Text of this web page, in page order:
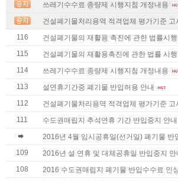
쓰레기수수료 종량제 시행지침 개정내용
건설폐기물처리용역 적격업체 평가기준
116
건설폐기물의 재활용 촉진에 관한 법률시
115
건설폐기물의 재활용촉진에 관한 법률 시
114
쓰레기수수료 종량제 시행지침 개정내용
113
설연휴기간중 폐기물 반입허용 안내
112
건설폐기물처리용역 적격업체 평가기준
111
수도권매립지 추석연휴 기간 반입중지 안내
2016년 4월 임시공휴일(선거일) 폐기물 반
109
2016년 설 연휴 및 대체공휴일 반입중지 안
108
2016 수도권매립지 폐기물 반입수수료 인